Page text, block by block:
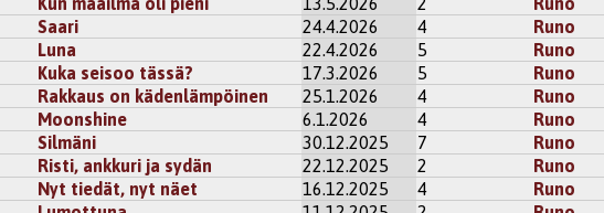
kaunista tekstiä
kommentoidaksesi
Nimessun
on erittäin raikas ja hieman yllättäväkin! 😄
rekisteröidykommentoidaksesi
Saari 24.4.2026 4
Runo
Luna 22.4.2026 5
Runo
Kuka seisoo tässä? 17.3.2026 5
Runo
Rakkaus on kädenlämpöinen 25.1.2026 4
Runo
Moonshine 6.1.2026 4
Runo
Silmäni 30.12.2025 7
Runo
Risti, ankkuri ja sydän 22.12.2025 2
Runo
Nyt tiedät, nyt näet 16.12.2025 4
Runo